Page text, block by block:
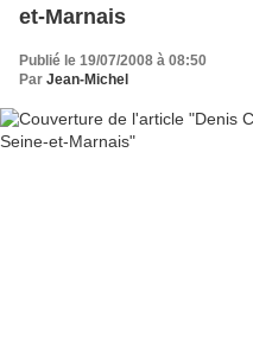
et-Marnais
Publié le 19/07/2008 à 08:50
Par Jean-Michel